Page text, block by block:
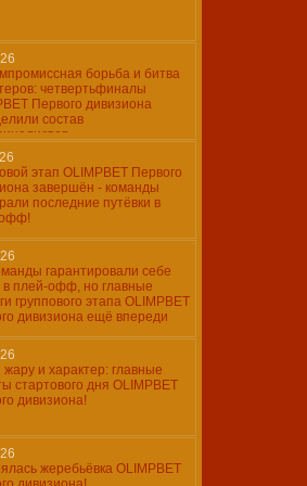
борьба и битва
четвертьфиналы
Первого дивизиона
состав
этап OLIMPBET Первого
завершён - команды
последние путёвки в
гарантировали себе
в плей-офф, но главные
группового этапа OLIMPBET
дивизиона ещё впереди
жару и характер: главные
стартового дня OLIMPBET
дивизиона!
жеребьёвка OLIMPBET